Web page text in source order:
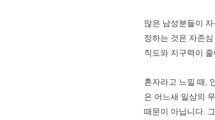
많은 남성분들이
정하는 것은 자존
직도와 지구력이
혼자라고 느낄 때,
은 어느새 일상의
때문이 아닙니다.